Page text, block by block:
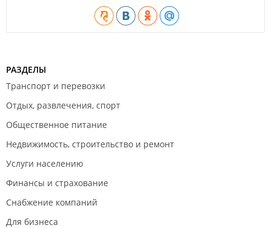
РАЗДЕЛЫ
Транспорт и перевозки
Отдых, развлечения, спорт
Общественное питание
Недвижимость, строительство и ремонт
Услуги населению
Финансы и страхование
Снабжение компаний
Для бизнеса